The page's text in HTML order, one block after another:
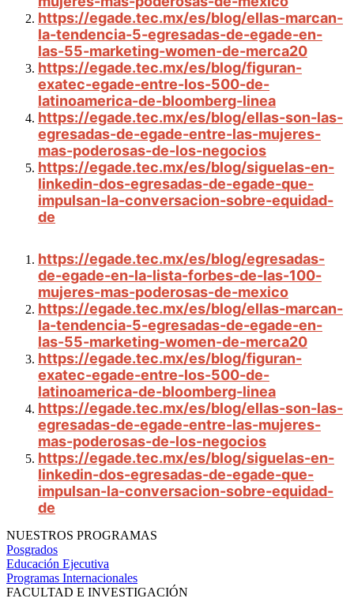
https://egade.tec.mx/es/blog/ellas-marcan-
la-tendencia-5-egresadas-de-egade-en-
las-55-marketing-women-de-merca20
https://egade.tec.mx/es/blog/figuran-
exatec-egade-entre-los-500-de-
latinoamerica-de-bloomberg-linea
https://egade.tec.mx/es/blog/ellas-son-las-
egresadas-de-egade-entre-las-mujeres-
mas-poderosas-de-los-negocios
https://egade.tec.mx/es/blog/siguelas-en-
linkedin-dos-egresadas-de-egade-que-
impulsan-la-conversacion-sobre-equidad-
de
https://egade.tec.mx/es/blog/egresadas-
de-egade-en-la-lista-forbes-de-las-100-
mujeres-mas-poderosas-de-mexico
https://egade.tec.mx/es/blog/ellas-marcan-
la-tendencia-5-egresadas-de-egade-en-
las-55-marketing-women-de-merca20
https://egade.tec.mx/es/blog/figuran-
exatec-egade-entre-los-500-de-
latinoamerica-de-bloomberg-linea
https://egade.tec.mx/es/blog/ellas-son-las-
egresadas-de-egade-entre-las-mujeres-
mas-poderosas-de-los-negocios
https://egade.tec.mx/es/blog/siguelas-en-
linkedin-dos-egresadas-de-egade-que-
impulsan-la-conversacion-sobre-equidad-
de
NUESTROS PROGRAMAS
Posgrados
Educación Ejecutiva
Programas Internacionales
FACULTAD E INVESTIGACIÓN